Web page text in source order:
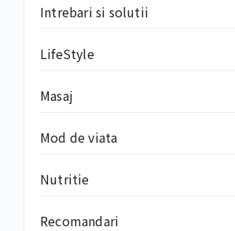
Intrebari si solutii
LifeStyle
Masaj
Mod de viata
Nutritie
Recomandari